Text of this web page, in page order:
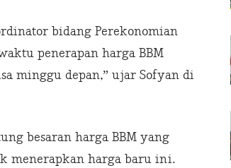
bidang Perekonomian
penerapan harga BBM
minggu depan,” ujar Sofyan di
besaran harga BBM yang
menerapkan harga baru ini.